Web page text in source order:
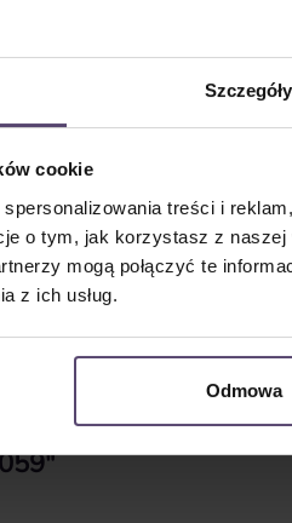
Szczegóły
cookie
treści i
o tym, jak korzystasz z
mogą połączyć te
z ich usług.
Odmowa